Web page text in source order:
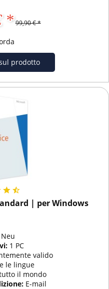
* 99,90 € *
prodotto
| per Windows
Neu
1 PC
valido
le lingue
il mondo
E-mail